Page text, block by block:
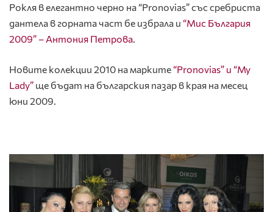
Рокля в елегантно черно на “Pronovias” със сребриста
дантела в горната част бе избрала и “Мис България
2009” – Антония Петрова
Новите колекции 2010 на марките “Pronovias” и “My
Lady” ще бъдат на българския пазар в края на месец
юни 2009.